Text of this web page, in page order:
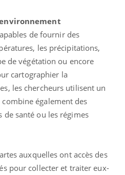
de fournir des
les précipitations,
de végétation ou encore
cartographier la
les chercheurs utilisent un
également des
de santé ou les régimes
auxquelles ont accès des
pour collecter et traiter eux-